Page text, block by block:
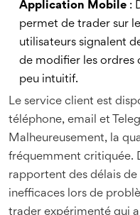
Application Mobile :
permet de trader sur
utilisateurs signalent
de modifier les ordres
peu intuitif.
Le service client est
téléphone, email et
Malheureusement, la
fréquemment critiquée.
rapportent des délais
inefficaces lors de
trader expérimenté qui